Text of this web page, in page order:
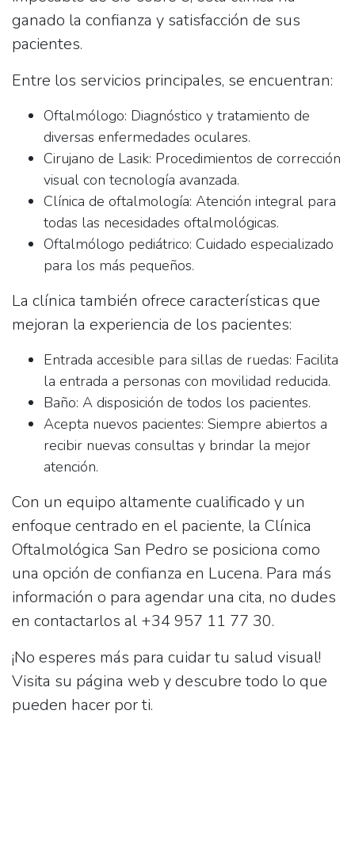
ganado la confianza y satisfacción de sus
pacientes.
Entre los servicios principales, se encuentran:
Oftalmólogo: Diagnóstico y tratamiento de
diversas enfermedades oculares.
Cirujano de Lasik: Procedimientos de corrección
visual con tecnología avanzada.
Clínica de oftalmología: Atención integral para
todas las necesidades oftalmológicas.
Oftalmólogo pediátrico: Cuidado especializado
para los más pequeños.
La clínica también ofrece características que
mejoran la experiencia de los pacientes:
Entrada accesible para sillas de ruedas: Facilita
la entrada a personas con movilidad reducida.
Baño: A disposición de todos los pacientes.
Acepta nuevos pacientes: Siempre abiertos a
recibir nuevas consultas y brindar la mejor
atención.
Con un equipo altamente cualificado y un
enfoque centrado en el paciente, la Clínica
Oftalmológica San Pedro se posiciona como
una opción de confianza en Lucena. Para más
información o para agendar una cita, no dudes
en contactarlos al +34 957 11 77 30.
¡No esperes más para cuidar tu salud visual!
Visita su página web y descubre todo lo que
pueden hacer por ti.